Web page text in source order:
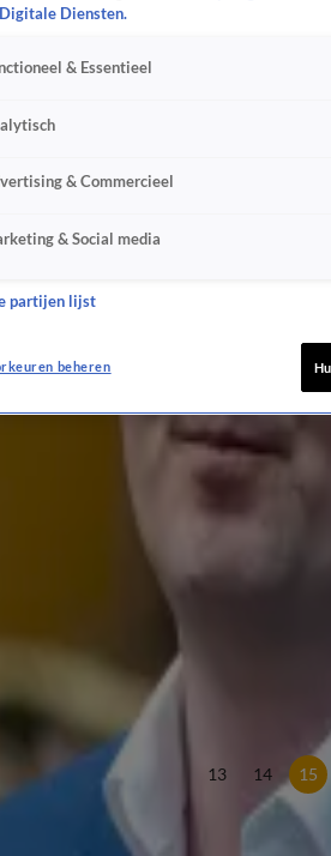
je middelvinger op?'
lopen'
zeuren'
13 14 15
Diensten.
& Essentieel
& Commercieel
& Social media
partijen lijst
beheren